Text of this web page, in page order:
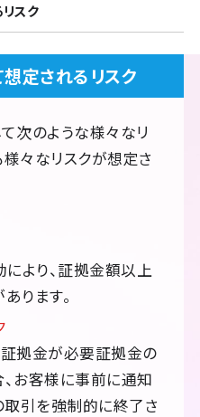
スク
定されるリスク
次のような様々なリ
様々なリスクが想定さ
より、証拠金額以上
ります。
拠金が必要証拠金の
お客様に事前に通知
取引を強制的に終了さ